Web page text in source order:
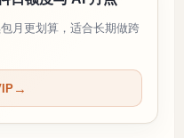
月更划算，适合长期做跨